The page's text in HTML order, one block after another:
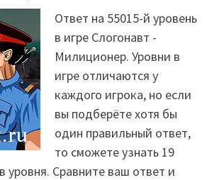
Ответ на 55015-й уровень
в игре Слогонавт -
Милиционер. Уровни в
игре отличаются у
каждого игрока, но если
вы подберёте хотя бы
один правильный ответ,
то сможете узнать 19
уровня. Сравните ваш ответ и